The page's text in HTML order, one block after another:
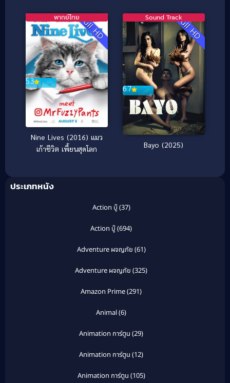
Full HD
5.3
พากย์ไทย
Nine Lives (2016) แมว
เก้าชีวิต เพี้ยนสุดโลก
Full HD
6.7
Sound Track
Bayo (2025)
ประเภทหนัง
Action บู๊(37)
Action บู๊(694)
Adventure ผจญภัย (61)
Adventure ผจญภัย (325)
Amazon Prime(291)
Animal(6)
Animation การ์ตูน (29)
Animation การ์ตูน (12)
Animation การ์ตูน (105)